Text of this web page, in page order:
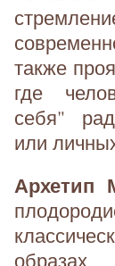
также
где
себя"
или
Архетип
образах